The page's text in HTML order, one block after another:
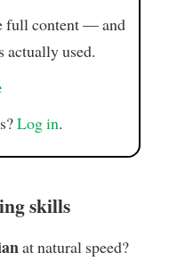
full content — and
actually used.
Log in.
skills
at natural speed?